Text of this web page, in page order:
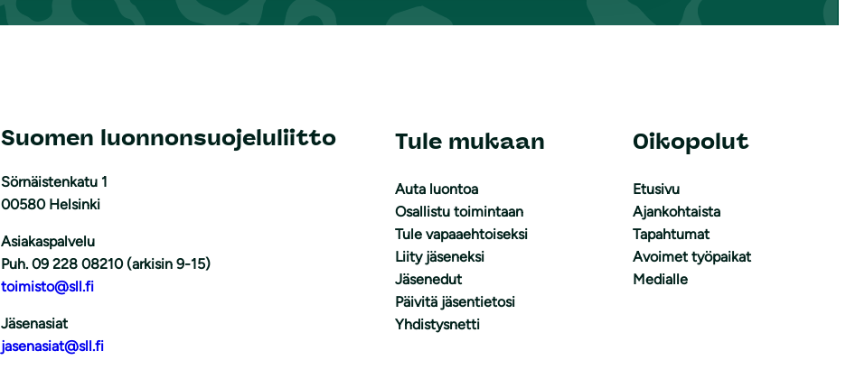
Suomen luonnonsuojeluliitto
Sörnäistenkatu 1
00580 Helsinki
Asiakaspalvelu
Puh. 09 228 08210 (arkisin 9-15)
toimisto@sll.fi
Jäsenasiat
jasenasiat@sll.fi
Tule mukaan
Auta luontoa
Osallistu toimintaan
Tule vapaaehtoiseksi
Liity jäseneksi
Jäsenedut
Päivitä jäsentietosi
Yhdistysnetti
Oikopolut
Etusivu
Ajankohtaista
Tapahtumat
Avoimet työpaikat
Medialle